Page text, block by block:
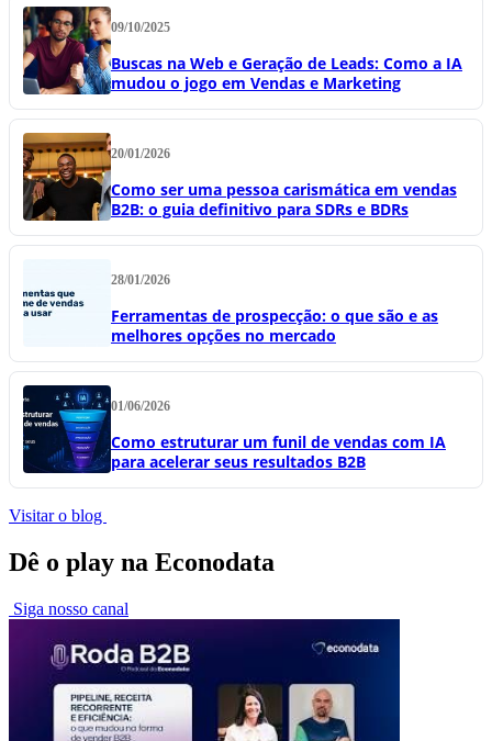
09/10/2025
Buscas na Web e Geração de Leads: Como a IA
mudou o jogo em Vendas e Marketing
20/01/2026
Como ser uma pessoa carismática em vendas
B2B: o guia definitivo para SDRs e BDRs
28/01/2026
Ferramentas de prospecção: o que são e as
melhores opções no mercado
01/06/2026
Como estruturar um funil de vendas com IA
para acelerar seus resultados B2B
Visitar o blog
Dê o play na Econodata
Siga nosso canal